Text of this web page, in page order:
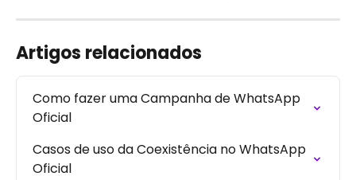
Artigos relacionados
Como fazer uma Campanha de WhatsApp
Oficial
Casos de uso da Coexistência no WhatsApp
Oficial